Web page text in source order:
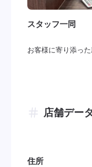
スタッフ一同
お客様に寄り添っ
店舗デー
住所